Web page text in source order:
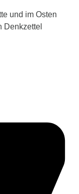
und im Osten
Denkzettel